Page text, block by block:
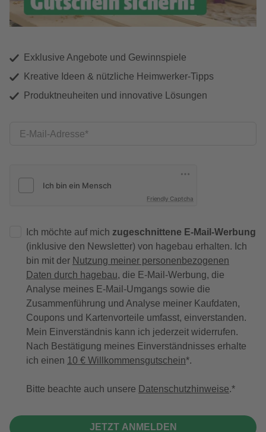
Exklusive Angebote und Gewinnspiele
Kreative Ideen & nützliche Heimwerker-Tipps
Produktneuheiten und innovative Lösungen
E-Mail-Adresse
Friendly Captcha
Ich möchte auf mich zugeschnittene E-Mail-Werbung
(inklusive den Newsletter) von hagebau erhalten. Ich
bin mit der Nutzung meiner personenbezogenen
Daten durch hagebau, die E-Mail-Werbung, die
Analyse meines E-Mail-Umgangs sowie die
Zusammenführung und Analyse meiner Kaufdaten,
Coupons und Kartenvorteile umfasst, einverstanden.
Mein Einverständnis kann ich jederzeit widerrufen.
Nach Bestätigung meines Einverständnisses erhalte
ich einen 10 € Willkommensgutschein*.
Bitte beachte auch unsere Datenschutzhinweise.
JETZT ANMELDEN